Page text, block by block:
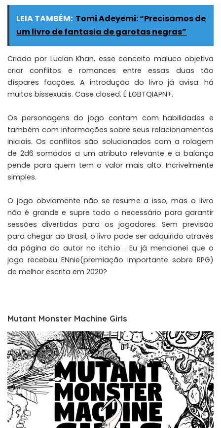
LEIA TAMBÉM: Tomi Adeyemi: “Precisamos de
um livro de fantasia de garotas negras”
Criado por Lucian Khan, esse conceito maluco objetiva
criar conflitos e romances entre essas duas tão
díspares facções. A introdução do livro já avisa: há
muitos bissexuais. Case closed. É LGBTQIAPN+.
Os personagens do jogo contam com habilidades e
também com informações sobre seus relacionamentos
iniciais. Os conflitos são solucionados com a rolagem
de 2d6 somados a um atributo relevante e a balança
pende para quem tem o valor mais alto. Incrivelmente
simples.
O jogo obviamente não se resume a isso, mas o livro
não é grande e supre todo o necessário para garantir
sessões divertidas para os jogadores. Sem previsão
para chegar ao Brasil, o livro pode ser adquirido através
da página do autor no itch.io . Eu já mencionei que o
jogo recebeu ENnie(premiação importante sobre RPG)
de melhor escrita em 2020?
Mutant Monster Machine Girls